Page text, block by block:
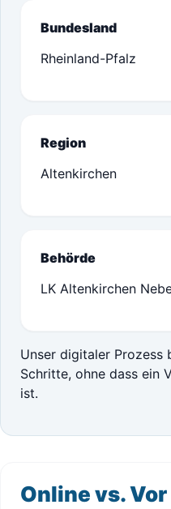
Bundesland
Rheinland-Pfalz
Region
Altenkirchen
Behörde
LK Altenkirchen
Unser digitaler Prozess
Schritte, ohne dass ein
ist.
Online vs.